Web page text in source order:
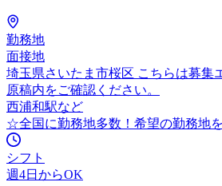
勤務地
面接地
埼玉県さいたま市桜区 こちらは募集
原稿内をご確認ください。
西浦和駅など
☆全国に勤務地多数！希望の勤務地
シフト
週4日からOK